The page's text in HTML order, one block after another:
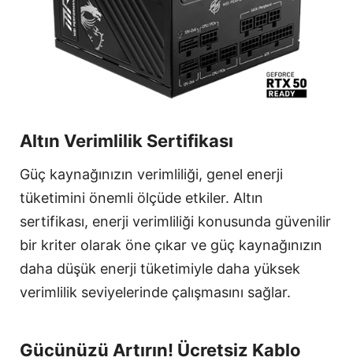
Altın Verimlilik Sertifikası
Güç kaynağınızın verimliliği, genel enerji
tüketimini önemli ölçüde etkiler. Altın
sertifikası, enerji verimliliği konusunda güvenilir
bir kriter olarak öne çıkar ve güç kaynağınızın
daha düşük enerji tüketimiyle daha yüksek
verimlilik seviyelerinde çalışmasını sağlar.
Gücünüzü Artırın! Ücretsiz Kablo